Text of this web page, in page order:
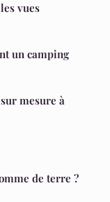
vues
un camping
mesure à
de terre ?